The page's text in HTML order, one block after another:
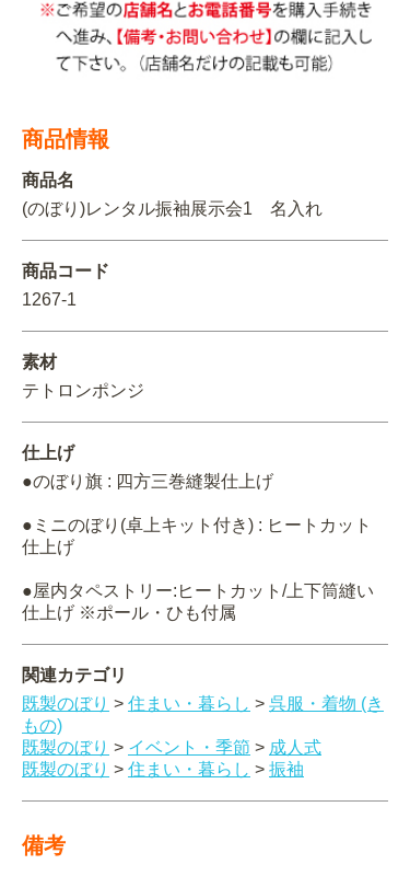
商品情報
商品名
(のぼり)レンタル振袖展示会1 名入れ
商品コード
1267-1
素材
テトロンポンジ
仕上げ
●のぼり旗 : 四方三巻縫製仕上げ
●ミニのぼり(卓上キット付き) : ヒートカット
仕上げ
●屋内タペストリー:ヒートカット/上下筒縫い
仕上げ ※ポール・ひも付属
関連カテゴリ
既製のぼり > 住まい・暮らし > 呉服・着物 (き
もの)
既製のぼり > イベント・季節 > 成人式
既製のぼり > 住まい・暮らし > 振袖
備考